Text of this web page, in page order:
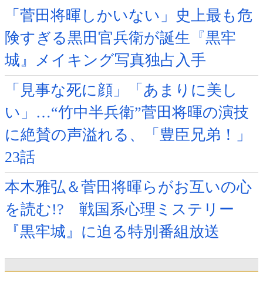
「菅田将暉しかいない」史上最も危
険すぎる黒田官兵衛が誕生『黒牢
城』メイキング写真独占入手
「見事な死に顔」「あまりに美し
い」…“竹中半兵衛”菅田将暉の演技
に絶賛の声溢れる、「豊臣兄弟！」
23話
本木雅弘＆菅田将暉らがお互いの心
を読む!? 戦国系心理ミステリー
『黒牢城』に迫る特別番組放送